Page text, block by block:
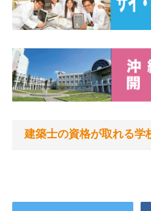
建築士の資格が取れる学